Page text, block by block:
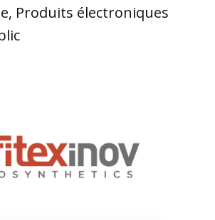
Produits électroniques